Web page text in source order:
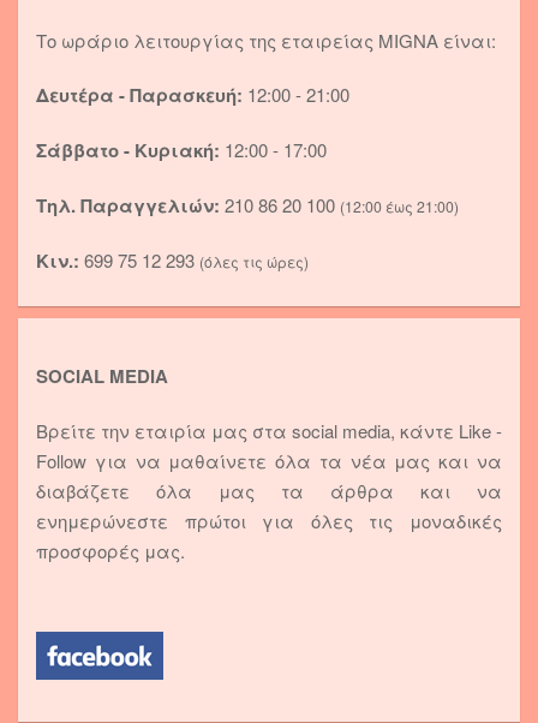
Το ωράριο λειτουργίας της εταιρείας MIGNA είναι:
Δευτέρα - Παρασκευή: 12:00 - 21:00
Σάββατο - Κυριακή: 12:00 - 17:00
Τηλ. Παραγγελιών: 210 86 20 100 (12:00 έως 21:00)
Κιν.: 699 75 12 293 (όλες τις ώρες)
SOCIAL MEDIA
Βρείτε την εταιρία μας στα social media, κάντε Like -
Follow για να μαθαίνετε όλα τα νέα μας και να
διαβάζετε όλα μας τα άρθρα και να
ενημερώνεστε πρώτοι για όλες τις μοναδικές
προσφορές μας.